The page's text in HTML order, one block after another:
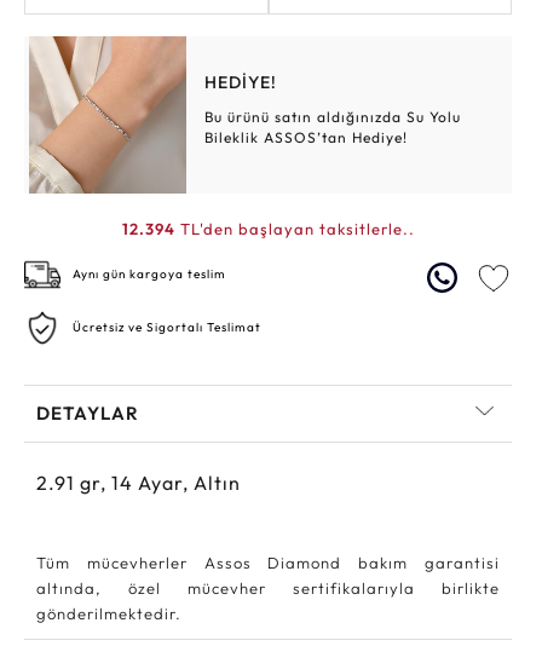
HEDİYE!
Bu ürünü satın aldığınızda Su Yolu
Bileklik ASSOS’tan Hediye!
12.394 TL'den başlayan taksitlerle..
Aynı gün kargoya teslim
Ücretsiz ve Sigortalı Teslimat
DETAYLAR
2.91 gr, 14 Ayar, Altın
Tüm mücevherler Assos Diamond bakım garantisi
altında, özel mücevher sertifikalarıyla birlikte
gönderilmektedir.